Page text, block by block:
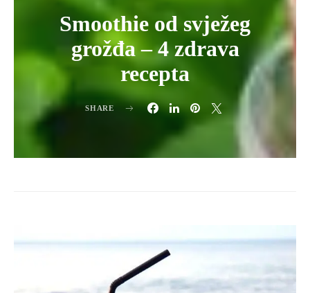
Smoothie od svježeg
grožđa – 4 zdrava
recepta
SHARE